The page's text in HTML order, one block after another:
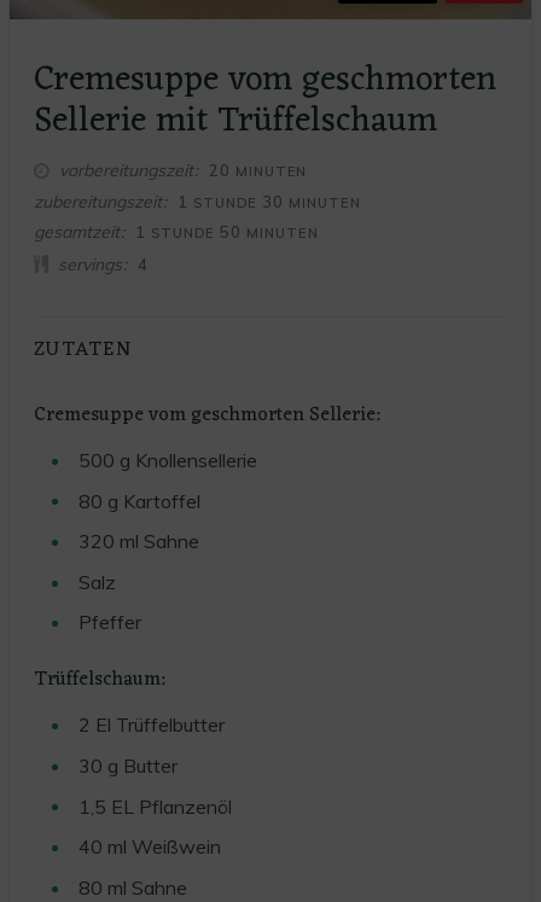
Cremesuppe vom geschmorten
Sellerie mit Trüffelschaum
vorbereitungszeit 20 MINUTEN
MINUTEN
zubereitungszeit 1 STUNDE
STUNDE 30 MINUTEN
MINUTEN
gesamtzeit 1 STUNDE
STUNDE 50 MINUTEN
MINUTEN
servings 4
ZUTATEN
Cremesuppe vom geschmorten Sellerie:
500 g Knollensellerie
80 g Kartoffel
320 ml Sahne
Salz
Pfeffer
Trüffelschaum:
2 El Trüffelbutter
30 g Butter
1,5 EL Pflanzenöl
40 ml Weißwein
80 ml Sahne